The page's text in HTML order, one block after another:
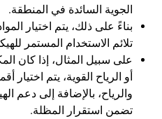
الجوية السائدة في المنطقة.
بناءً على ذلك، يتم اختيار
تلائم الاستخدام المستمر
على سبيل المثال، إذا كان
أو الرياح القوية، يتم
والرياح، بالإضافة إلى دعم
تضمن استقرار المظلة.